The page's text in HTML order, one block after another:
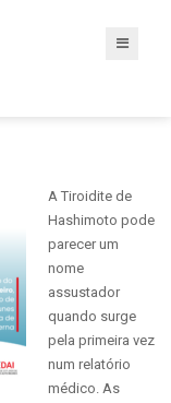
A Tiroidite de
Hashimoto pode
parecer um
nome
assustador
quando surge
pela primeira vez
num relatório
médico. As